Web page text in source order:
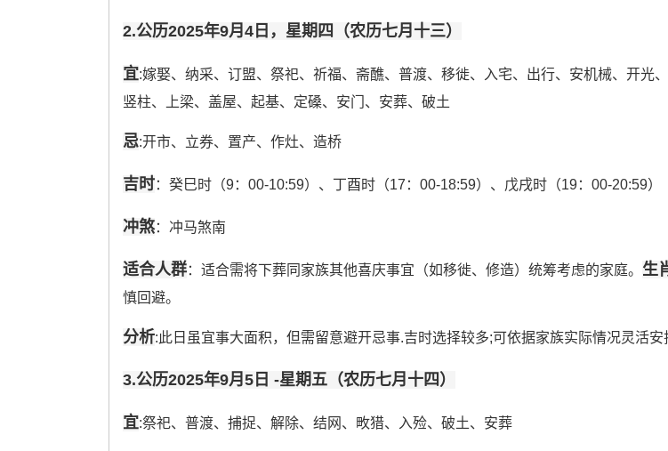
2.公历2025年9月4日，星期四（农历七月十三）
宜:嫁娶、纳采、订盟、祭祀、祈福、斋醮、普渡、移徙、入宅、出行、安机械、开光、
竖柱、上梁、盖屋、起基、定磉、安门、安葬、破土
忌:开市、立券、置产、作灶、造桥
吉时：癸巳时（9：00-10:59）、丁酉时（17：00-18:59）、戊戌时（19：00-20:59）
冲煞：冲马煞南
适合人群：适合需将下葬同家族其他喜庆事宜（如移徙、修造）统筹考虑的家庭。 生
慎回避。
分析:此日虽宜事大面积，但需留意避开忌事.吉时选择较多;可依据家族实际情况灵活安
3.公历2025年9月5日 -星期五（农历七月十四）
宜:祭祀、普渡、捕捉、解除、结网、畋猎、入殓、破土、安葬